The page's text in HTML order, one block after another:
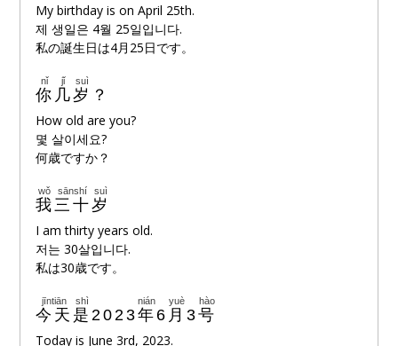
My birthday is on April 25th.
제 생일은 4월 25일입니다.
私の誕生日は4月25日です。
你
nǐ
几
jǐ
岁
suì
？
How old are you?
몇 살이세요?
何歳ですか？
我
wǒ
三十
sānshí
岁
suì
I am thirty years old.
저는 30살입니다.
私は30歳です。
今天
jīntiān
是
shì
2023年
nián
6 月
yuè
3号
hào
Today is June 3rd, 2023.